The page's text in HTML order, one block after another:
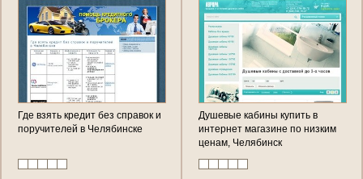
Где взять кредит без справок и
поручителей в Челябинске
Душевые кабины купить в
интернет магазине по низким
ценам, Челябинск